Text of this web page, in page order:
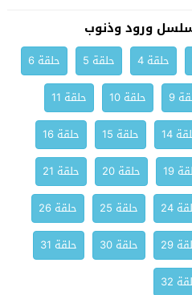
ورود وذنوب
حلقة 4 حلقة 5
حلقة 6
9 حلقة 10
حلقة 11
14 حلقة 15
حلقة 16
19 حلقة 20
حلقة 21
24 حلقة 25
حلقة 26
29 حلقة 30
حلقة 31
32